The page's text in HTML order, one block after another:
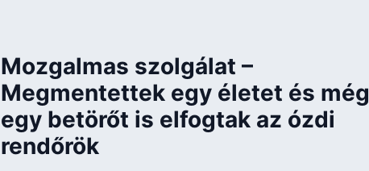
Mozgalmas szolgálat –
Megmentettek egy életet és még
egy betörőt is elfogtak az ózdi
rendőrök